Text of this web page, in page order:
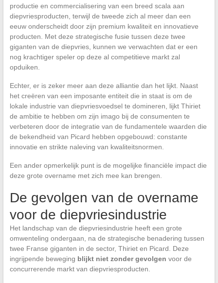
productie en commercialisering van een breed scala aan
diepvriesproducten, terwijl de tweede zich al meer dan een
eeuw onderscheidt door zijn premium kwaliteit en innovatieve
producten. Met deze strategische fusie tussen deze twee
giganten van de diepvries, kunnen we verwachten dat er een
nog krachtiger speler op deze al competitieve markt zal
opduiken.
Echter, er is zeker meer aan deze alliantie dan het lijkt. Naast
het creëren van een imposante entiteit die in staat is om de
lokale industrie van diepvriesvoedsel te domineren, lijkt Thiriet
de ambitie te hebben om zijn imago bij de consumenten te
verbeteren door de integratie van de fundamentele waarden die
de bekendheid van Picard hebben opgebouwd: constante
innovatie en strikte naleving van kwaliteitsnormen.
Een ander opmerkelijk punt is de mogelijke financiële impact die
deze grote overname met zich mee kan brengen.
De gevolgen van de overname
voor de diepvriesindustrie
Het landschap van de diepvriesindustrie heeft een grote
omwenteling ondergaan, na de strategische benadering tussen
twee Franse giganten in de sector, Thiriet en Picard. Deze
ingrijpende beweging blijkt niet zonder gevolgen voor de
concurrerende markt van diepvriesproducten.